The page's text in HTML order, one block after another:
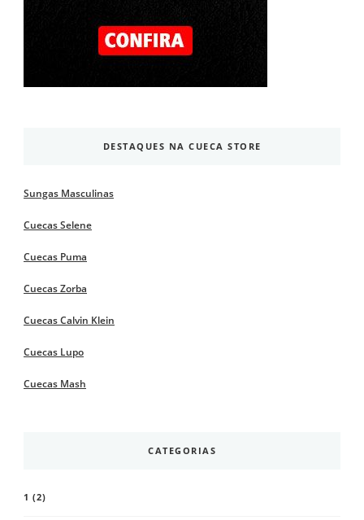
DESTAQUES NA CUECA STORE
Sungas Masculinas
Cuecas Selene
Cuecas Puma
Cuecas Zorba
Cuecas Calvin Klein
Cuecas Lupo
Cuecas Mash
CATEGORIAS
1 (2)